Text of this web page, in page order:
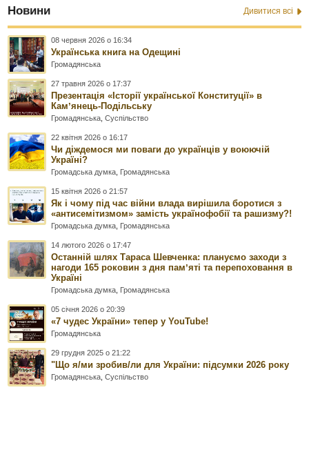
Новини Дивитися всі
08 червня 2026 о 16:34
Українська книга на Одещині
Громадянська
27 травня 2026 о 17:37
Презентація «Історії української Конституції» в
Камʼянець-Подільську
Громадянська ,Суспільство
22 квітня 2026 о 16:17
Чи діждемося ми поваги до українців у воюючій
Україні?
Громадська думка Громадянська
15 квітня 2026 о 21:57
Як і чому під час війни влада вирішила боротися з
«антисемітизмом» замість українофобії та рашизму?!
Громадська думка Громадянська
14 лютого 2026 о 17:47
Останній шлях Тараса Шевченка: плануємо заходи з
нагоди 165 роковин з дня памʼяті та перепоховання в
Україні
Громадська думка Громадянська
05 січня 2026 о 20:39
«7 чудес України» тепер у YouTube!
Громадянська
29 грудня 2025 о 21:22
"Що я/ми зробив/ли для України: підсумки 2026 року
Громадянська ,Суспільство